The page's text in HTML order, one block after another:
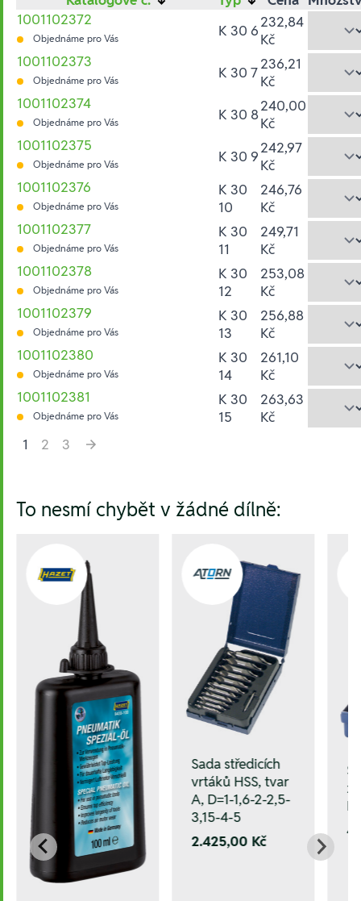
1001102372
Objednáme pro Vás K 30 6232,84
Kč
1001102373
Objednáme pro Vás K 30 7236,21
Kč
1001102374
Objednáme pro Vás K 30 8240,00
Kč
1001102375
Objednáme pro Vás K 30 9242,97
Kč
1001102376
Objednáme pro Vás
K 30
10
246,76
Kč
1001102377
Objednáme pro Vás
K 30
11
249,71
Kč
1001102378
Objednáme pro Vás
K 30
12
253,08
Kč
1001102379
Objednáme pro Vás
K 30
13
256,88
Kč
1001102380
Objednáme pro Vás
K 30
14
261,10
Kč
1001102381
Objednáme pro Vás
K 30
15
263,63
Kč
1
2
3
To nesmí chybět v žádné dílně:
Sada středicích
vrtáků HSS, tvar
A, D=1-1,6-2-2,5-
3,15-4-5
2.425,00 Kč